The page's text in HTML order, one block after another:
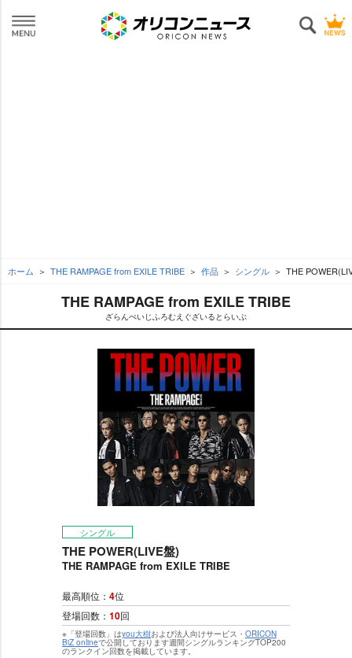
ホーム THE RAMPAGE from EXILE TRIBE 作品 シングル THE
THE RAMPAGE from EXILE TRIBE
ざらんぺいじふろむえぐざいるとらいぶ
シングル
THE POWER(LIVE盤)
THE RAMPAGE from EXILE TRIBE
最高順位： 4位
登場回数： 10回
※「登場回数」はyou大樹および法人向けサービス・ ORICON
BiZ onlineで公開しております週間シングルランキングTOP200
のランクイン回数を掲載しています。